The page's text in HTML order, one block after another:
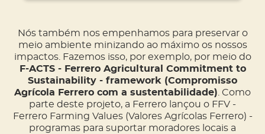
Nós também nos empenhamos para preservar o
meio ambiente minizando ao máximo os nossos
impactos. Fazemos isso, por exemplo, por meio do
F-ACTS - Ferrero Agricultural Commitment to
Sustainability - framework (Compromisso
Agrícola Ferrero com a sustentabilidade) . Como
parte deste projeto, a Ferrero lançou o FFV -
Ferrero Farming Values (Valores Agrícolas Ferrero) -
programas para suportar moradores locais a